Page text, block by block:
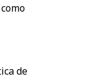
de